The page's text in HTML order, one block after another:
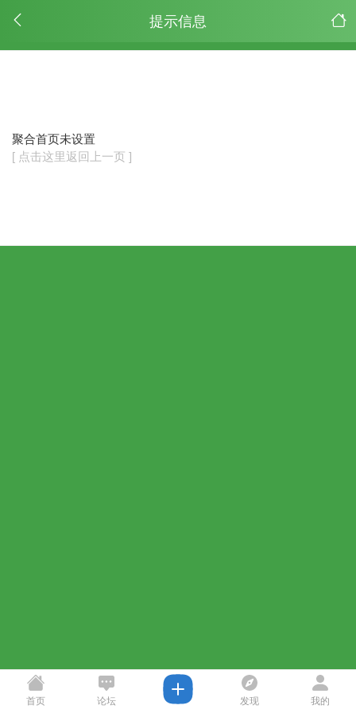
提示信息
聚合首页未设置
[ 点击这里返回上一页 ]
首页 论坛 发现 我的